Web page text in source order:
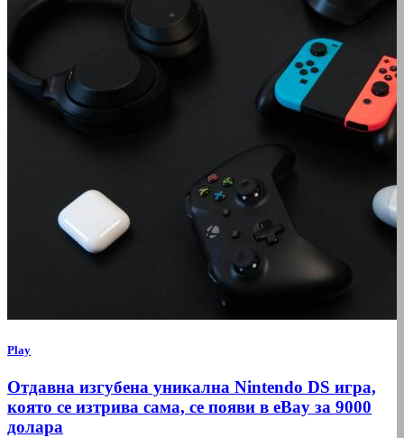
Play
Отдавна изгубена уникална Nintendo DS игра,
която се изтрива сама, се появи в eBay за 9000
долара